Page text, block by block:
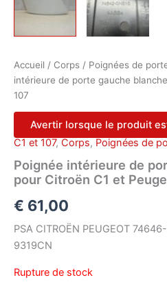
Accueil / Corps / Poignées de
intérieure de porte gauche
107
Avertir lorsque le produit
C1 et 107, Corps, Poignées de
Poignée intérieure de
pour Citroën C1 et
€ 61,00
PSA CITROËN PEUGEOT
9319CN
Rupture de stock